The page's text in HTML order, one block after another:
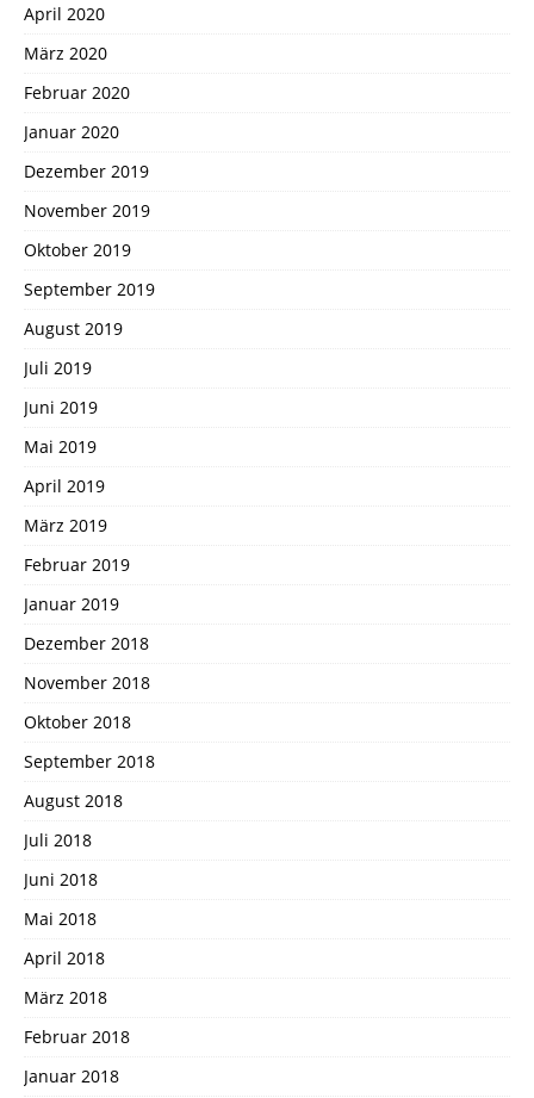
April 2020
März 2020
Februar 2020
Januar 2020
Dezember 2019
November 2019
Oktober 2019
September 2019
August 2019
Juli 2019
Juni 2019
Mai 2019
April 2019
März 2019
Februar 2019
Januar 2019
Dezember 2018
November 2018
Oktober 2018
September 2018
August 2018
Juli 2018
Juni 2018
Mai 2018
April 2018
März 2018
Februar 2018
Januar 2018